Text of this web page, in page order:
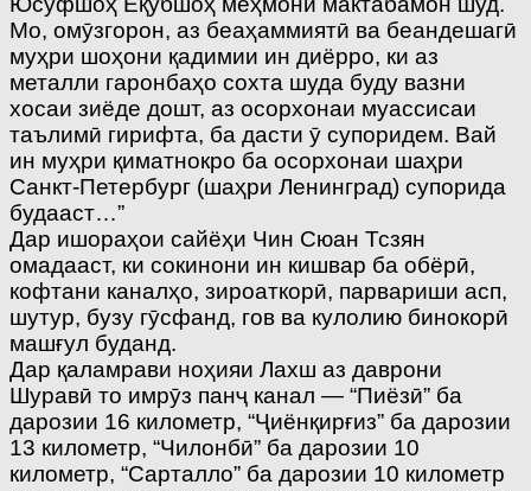
Мо, омӯзгорон, аз беаҳаммиятӣ ва беандешагӣ
муҳри шоҳони қадимии ин диёрро, ки аз
металли гаронбаҳо сохта шуда буду вазни
хосаи зиёде дошт, аз осорхонаи муассисаи
таълимӣ гирифта, ба дасти ӯ супоридем. Вай
ин муҳри қиматнокро ба осорхонаи шаҳри
Санкт-Петербург (шаҳри Ленинград) супорида
будааст…”
Дар ишораҳои сайёҳи Чин Сюан Тсзян
омадааст, ки сокинони ин кишвар ба обёрӣ,
кофтани каналҳо, зироаткорӣ, парвариши асп,
шутур, бузу гӯсфанд, гов ва кулолию бинокорӣ
машғул буданд.
Дар қаламрави ноҳияи Лахш аз даврони
Шуравӣ то имрӯз панҷ канал — “Пиёзӣ” ба
дарозии 16 километр, “Ҷиёнқирғиз” ба дарозии
13 километр, “Чилонбӣ” ба дарозии 10
километр, “Сарталло” ба дарозии 10 километр